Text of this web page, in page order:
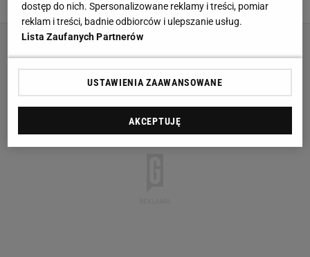
SUBSKRYPCJA
dostęp do nich. Spersonalizowane reklamy i treści, pomiar
reklam i treści, badnie odbiorców i ulepszanie usług.
Lista Zaufanych Partnerów
USTAWIENIA ZAAWANSOWANE
AKCEPTUJĘ